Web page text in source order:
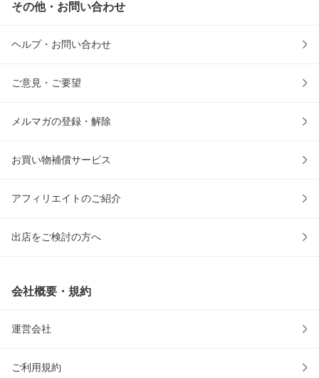
その他・お問い合わせ
ヘルプ・お問い合わせ
ご意見・ご要望
メルマガの登録・解除
お買い物補償サービス
アフィリエイトのご紹介
出店をご検討の方へ
会社概要・規約
運営会社
ご利用規約